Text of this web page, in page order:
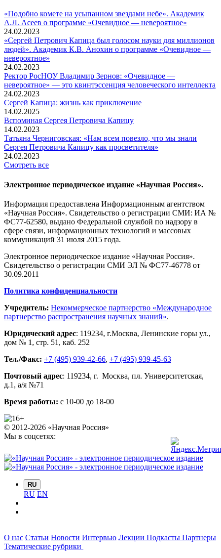
«Подобно комете на усыпанном звездами небе». Академик
А.Л. Асеев о программе «Очевидное — невероятное»
24.02.2023
«Сергей Петрович Капица был голосом науки для миллионов
людей». Академик К.В. Анохин о программе «Очевидное —
невероятное»
24.02.2023
Ректор РосНОУ Владимир Зернов: «Очевидное —
невероятное» — это квинтэссенция человеческого интеллекта
24.02.2023
Сергей Капица: жизнь как приключение
14.02.2025
Вспоминaя Сергея Петровича Капицу
14.02.2023
Татьяна Черниговская: «Нам всем повезло, что мы знали
Сергея Петровича Капицу как просветителя»
24.02.2023
Смотреть все
Электронное периодическое издание «Научная Россия».
Информация предоставлена Информационным агентством
«Научная Россия». Свидетельство о регистрации СМИ: ИА №
ФС77-62580, выдано Федеральной службой по надзору в
сфере связи, информационных технологий и массовых
коммуникаций 31 июля 2015 года.
Электронное периодическое издание «Научная Россия».
Свидетельство о регистрации СМИ ЭЛ № ФС77-46778 от
30.09.2011
Политика конфиденциальности
Учредитель: Некоммерческое партнерство «Международное
партнерство распространения научных знаний».
Юридический адрес: 119234, г.Москва, Ленинские горы ул.,
дом № 1, стр. 51 , каб. 252
Тел./Факс: +7 (495) 939-42-66, +7 (495) 939-45-63
Почтовый адрес: 119234, г. Москва, пл. Университетская,
д.1 , а/я №71
Время работы: с 10-00 до 18-00
© 2012-2026 «Научная Россия»
Мы в соцсетях:
RU
RU EN
О нас Статьи Новости Интервью Лекции Подкасты Партнеры
Тематические рубрики